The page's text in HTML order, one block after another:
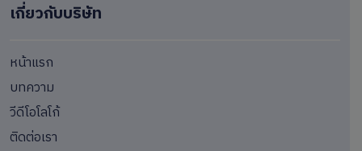
เกี่ยวกับบริษัท
หน้าแรก
บทความ
วีดีโอโลโก้
ติดต่อเรา